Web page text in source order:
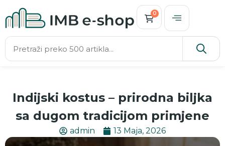
0
Indijski kostus – prirodna biljka
sa dugom tradicijom primjene
admin 13 Maja, 2026